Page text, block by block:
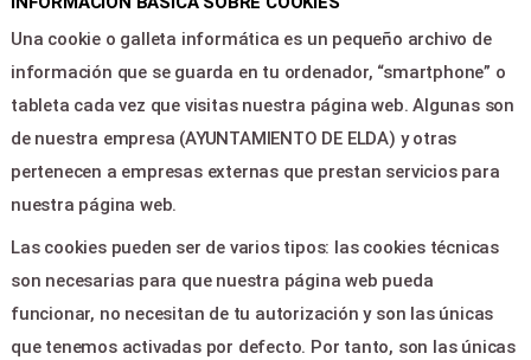
Área clientes
Contacto
LEGAL & PAGOS
Ayuda
Aviso legal
Política de privacidad
Contactar
Una cookie o galleta informática es un pequeño archivo de
información que se guarda en tu ordenador, “smartphone” o
tableta cada vez que visitas nuestra página web. Algunas son
de nuestra empresa (AYUNTAMIENTO DE ELDA) y otras
pertenecen a empresas externas que prestan servicios para
nuestra página web.
Las cookies pueden ser de varios tipos: las cookies técnicas
son necesarias para que nuestra página web pueda
funcionar, no necesitan de tu autorización y son las únicas
que tenemos activadas por defecto. Por tanto, son las únicas